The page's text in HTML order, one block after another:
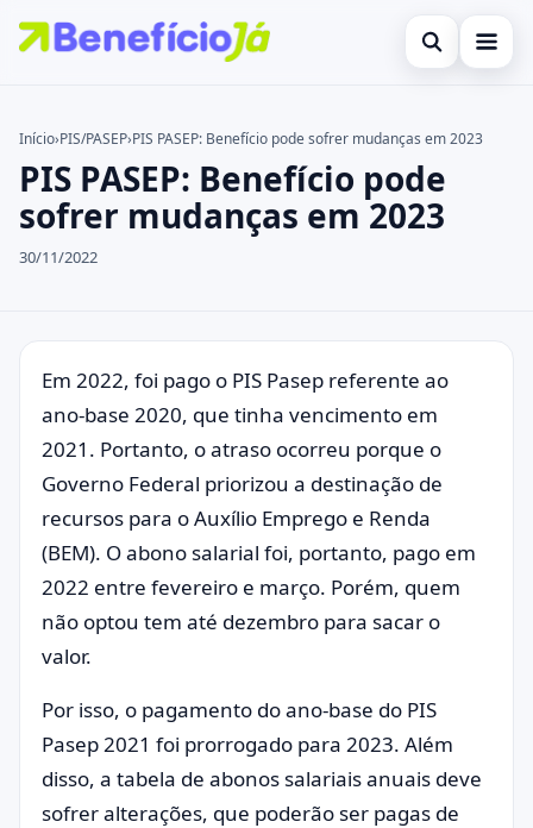
Abrir busca
Cartões de Crédito
Benefícios
Buscar no site
Buscar por:
Pressione Enter para buscar ou ESC para fechar.
Início›PIS/PASEP›PIS PASEP: Benefício pode sofrer mudanças em 2023
PIS PASEP: Benefício pode
sofrer mudanças em 2023
30/11/2022
Em 2022, foi pago o PIS Pasep referente ao
ano-base 2020, que tinha vencimento em
2021. Portanto, o atraso ocorreu porque o
Governo Federal priorizou a destinação de
recursos para o Auxílio Emprego e Renda
(BEM). O abono salarial foi, portanto, pago em
2022 entre fevereiro e março. Porém, quem
não optou tem até dezembro para sacar o
valor.
Por isso, o pagamento do ano-base do PIS
Pasep 2021 foi prorrogado para 2023. Além
disso, a tabela de abonos salariais anuais deve
sofrer alterações, que poderão ser pagas de